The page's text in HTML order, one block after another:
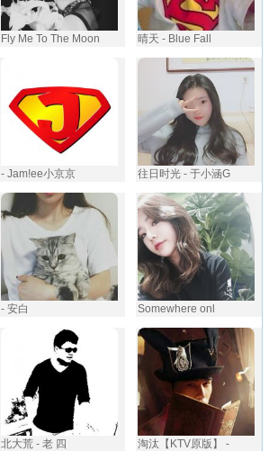
Fly Me To The Moon 晴天 - Blue Fall
- Jam!ee小京京 往日时光 - 于小涵G
- 安白 Somewhere onl
北大荒 - 老 四 淘汰【KTV原版】 -